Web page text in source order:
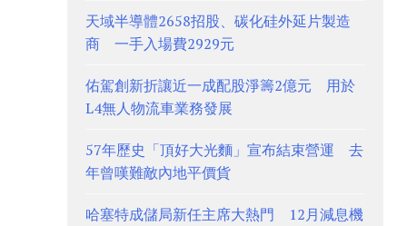
天域半導體2658招股、碳化硅外延片製造
商 一手入場費2929元
佑駕創新折讓近一成配股淨籌2億元 用於
L4無人物流車業務發展
57年歷史「頂好大光麵」宣布結束營運 去
年曾嘆難敵內地平價貨
哈塞特成儲局新任主席大熱門 12月減息機